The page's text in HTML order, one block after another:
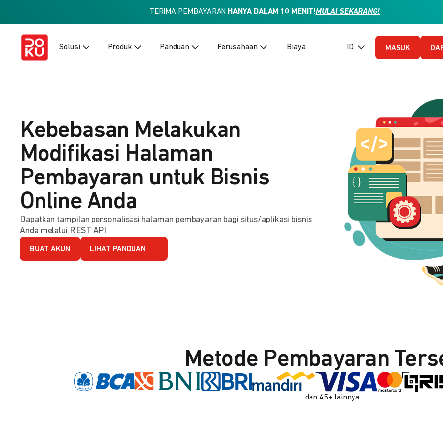
TERIMA PEMBAYARAN HANYA DALAM 10 MENIT!MULAI SEKARANG!
Solusi Produk Panduan Perusahaan Biaya ID (Bahasa Indonesia)
MASUK
Kebebasan Melakukan
Modifikasi Halaman
Pembayaran untuk Bisnis
Online Anda
Dapatkan tampilan personalisasi halaman pembayaran bagi situs/aplikasi bisnis
Anda melalui REST API
BUAT AKUN LIHAT PANDUAN
Metode Pembayaran
dan 45+ lainnya